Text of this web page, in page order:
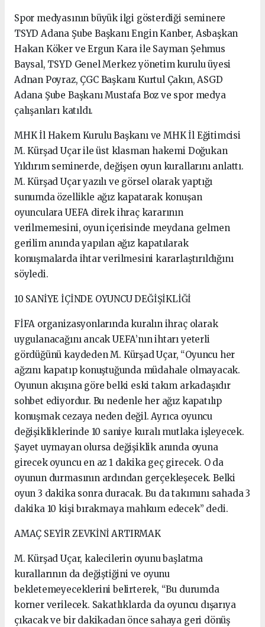
Spor medyasının büyük ilgi gösterdiği seminere
TSYD Adana Şube Başkanı Engin Kanber, Asbaşkan
Hakan Köker ve Ergun Kara ile Sayman Şehmus
Baysal, TSYD Genel Merkez yönetim kurulu üyesi
Adnan Poyraz, ÇGC Başkanı Kurtul Çakın, ASGD
Adana Şube Başkanı Mustafa Boz ve spor medya
çalışanları katıldı.
MHK İl Hakem Kurulu Başkanı ve MHK İl Eğitimcisi
M. Kürşad Uçar ile üst klasman hakemi Doğukan
Yıldırım seminerde, değişen oyun kurallarını anlattı.
M. Kürşad Uçar yazılı ve görsel olarak yaptığı
sunumda özellikle ağız kapatarak konuşan
oyunculara UEFA direk ihraç kararının
verilmemesini, oyun içerisinde meydana gelmen
gerilim anında yapılan ağız kapatılarak
konuşmalarda ihtar verilmesini kararlaştırıldığını
söyledi.
10 SANİYE İÇİNDE OYUNCU DEĞİŞİKLİĞİ
FİFA organizasyonlarında kuralın ihraç olarak
uygulanacağını ancak UEFA’nın ihtarı yeterli
gördüğünü kaydeden M. Kürşad Uçar, “Oyuncu her
ağzını kapatıp konuştuğunda müdahale olmayacak.
Oyunun akışına göre belki eski takım arkadaşıdır
sohbet ediyordur. Bu nedenle her ağız kapatılıp
konuşmak cezaya neden değil. Ayrıca oyuncu
değişikliklerinde 10 saniye kuralı mutlaka işleyecek.
Şayet uymayan olursa değişiklik anında oyuna
girecek oyuncu en az 1 dakika geç girecek. O da
oyunun durmasının ardından gerçekleşecek. Belki
oyun 3 dakika sonra duracak. Bu da takımını sahada 3
dakika 10 kişi bırakmaya mahkum edecek” dedi.
AMAÇ SEYİR ZEVKİNİ ARTIRMAK
M. Kürşad Uçar, kalecilerin oyunu başlatma
kurallarının da değiştiğini ve oyunu
bekletemeyeceklerini belirterek, “Bu durumda
korner verilecek. Sakatlıklarda da oyuncu dışarıya
çıkacak ve bir dakikadan önce sahaya geri dönüş